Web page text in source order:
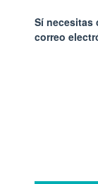
Sí necesitas
correo